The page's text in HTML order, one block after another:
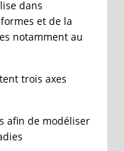
dans
formes et de la
notamment au
trois axes
afin de modéliser